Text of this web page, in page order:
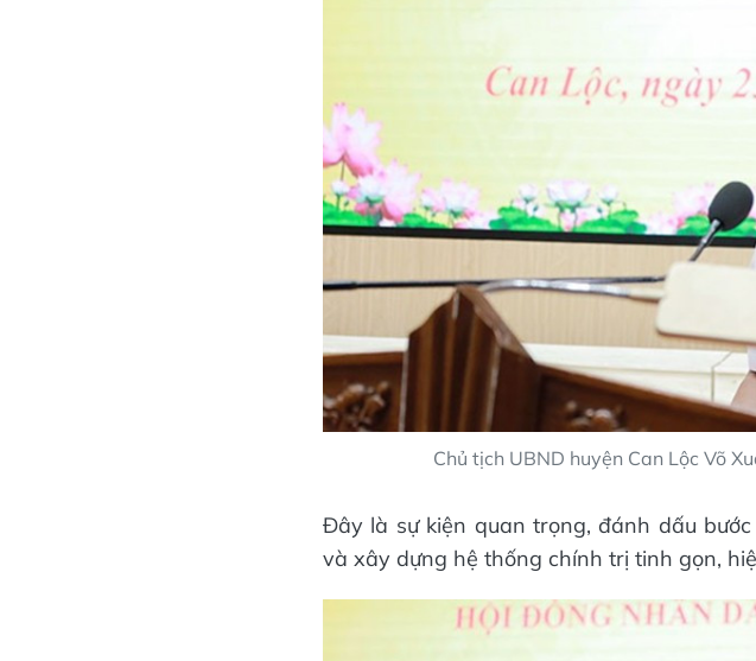
Chủ tịch UBND huyện Can Lộc Võ
Đây là sự kiện quan trọng, đánh dấu
và xây dựng hệ thống chính trị tinh gọn,